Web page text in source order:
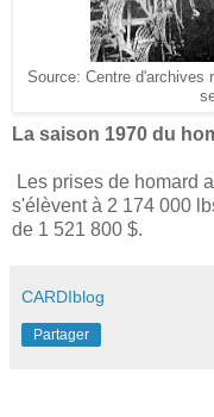
Source: Centre d'archives
La saison 1970 du
Les prises de homard
s'élèvent à 2 174 000
de 1 521 800 $.
CARDIblog
Partager